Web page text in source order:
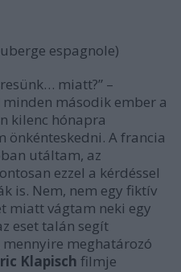
espagnole)
miatt?” –
második ember a
kilenc hónapra
A francia
utáltam, az
ezzel a kérdéssel
is. Nem, nem egy fiktív
miatt vágtam neki egy
eset talán segít
meghatározó
Klapisch filmje